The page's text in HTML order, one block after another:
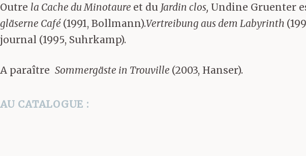
Outre la Cache du Minotaure et du Jardin clos, Undine Gruenter
gläserne Café (1991, Bollmann).Vertreibung aus dem Labyrinth
journal (1995, Suhrkamp).
A paraître Sommergäste in Trouville (2003, Hanser).
AU CATALOGUE :